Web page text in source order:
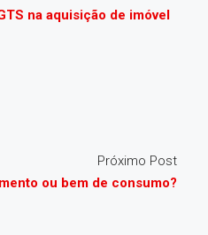
na aquisição de imóvel
Próximo Post
ou bem de consumo?